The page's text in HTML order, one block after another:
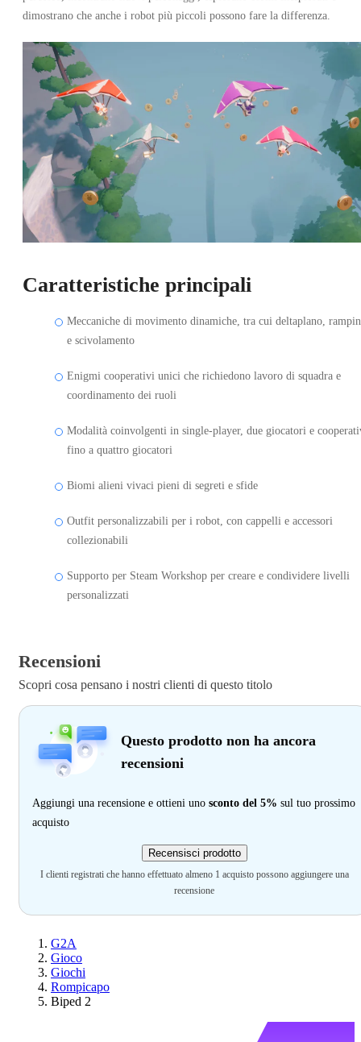
dimostrano che anche i robot più piccoli possono fare la differenza.
Caratteristiche principali
Meccaniche di movimento dinamiche, tra cui deltaplano,
e scivolamento
Enigmi cooperativi unici che richiedono lavoro di squadra e
coordinamento dei ruoli
Modalità coinvolgenti in single-player, due giocatori e
fino a quattro giocatori
Biomi alieni vivaci pieni di segreti e sfide
Outfit personalizzabili per i robot, con cappelli e accessori
collezionabili
Supporto per Steam Workshop per creare e condividere livelli
personalizzati
Recensioni
Scopri cosa pensano i nostri clienti di questo titolo
Questo prodotto non ha ancora
recensioni
Aggiungi una recensione e ottieni uno sconto del 5% sul tuo prossimo
acquisto
Recensisci prodotto
I clienti registrati che hanno effettuato almeno 1 acquisto possono aggiungere una
recensione
G2A
Gioco
Giochi
Rompicapo
Biped 2